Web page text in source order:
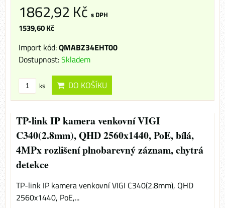
1862,92 Kč s DPH
1539,60 Kč
Import kód:QMABZ34EHT00
Dostupnost:Skladem
ks DO KOŠÍKU
TP-link IP kamera venkovní VIGI
C340(2.8mm), QHD 2560x1440, PoE, bílá,
4MPx rozlišení plnobarevný záznam, chytrá
detekce
TP-link IP kamera venkovní VIGI C340(2.8mm), QHD
2560x1440, PoE,...